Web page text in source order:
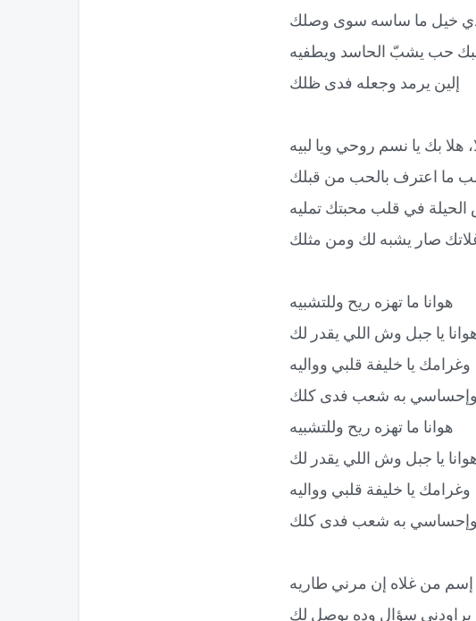
خيل ما ساسه سوى وصلك
حب يشبّ الحاسد ويطفيه
إلين يرمد وجعله فدى ظلك
هلا بك يا نسم روحي ويا لبيه
ما اعترف بالحب من قبلك
في قلب محبتك تمليه
صار يشبه لك ومن مثلك
هوانا ما تهزه ريح وللتشبيه
يا جبل وش اللي يقدر لك
وغرامك يا خليفة قلبي وواليه
به شعب فدى كلك
هوانا ما تهزه ريح وللتشبيه
يا جبل وش اللي يقدر لك
وغرامك يا خليفة قلبي وواليه
به شعب فدى كلك
إسم من غلاه إن مرني طاريه
يراودني سؤال وده يوصل لك